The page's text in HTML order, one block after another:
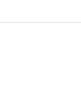
nghệ